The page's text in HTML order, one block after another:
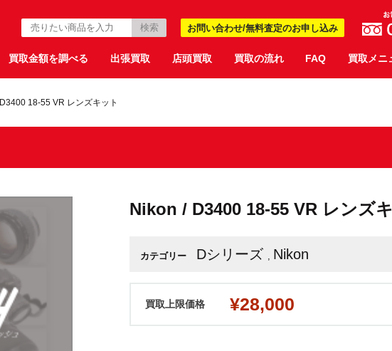
お問い合わせ/無料査定のお申し込み
買取金額を調べる 出張買取 店頭買取 買取の流れ FAQ 買取メニ
D3400 18-55 VR レンズキット
Nikon / D3400 18-55 VR レンズ
カテゴリー Dシリーズ , Nikon
買取上限価格 ¥28,000